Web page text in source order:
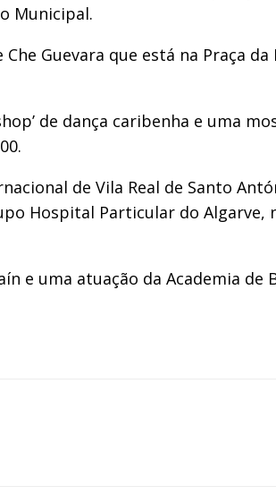
Municipal.
Guevara que está na Praça da
de dança caribenha e uma
de Vila Real de Santo
Hospital Particular do
e uma atuação da Academia de